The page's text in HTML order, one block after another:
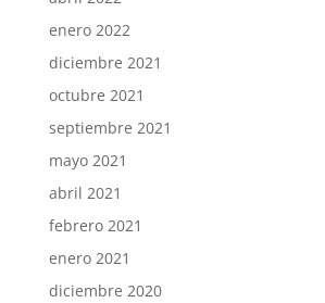
enero 2022
diciembre 2021
octubre 2021
septiembre 2021
mayo 2021
abril 2021
febrero 2021
enero 2021
diciembre 2020